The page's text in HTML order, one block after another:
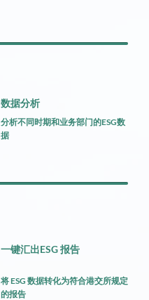
数据分析
分析不同时期和业务部门的ESG数
据
一键汇出ESG 报告
将 ESG 数据转化为符合港交所规定
的报告